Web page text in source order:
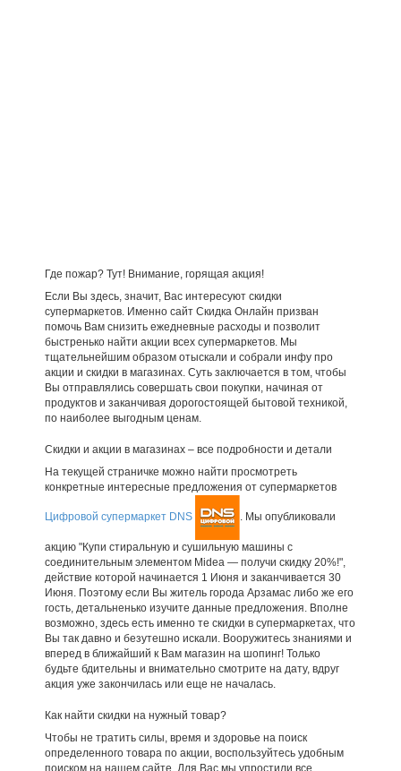
Где пожар? Тут! Внимание, горящая акция!
Если Вы здесь, значит, Вас интересуют скидки
супермаркетов. Именно сайт Скидка Онлайн призван
помочь Вам снизить ежедневные расходы и позволит
быстренько найти акции всех супермаркетов. Мы
тщательнейшим образом отыскали и собрали инфу про
акции и скидки в магазинах. Суть заключается в том, чтобы
Вы отправлялись совершать свои покупки, начиная от
продуктов и заканчивая дорогостоящей бытовой техникой,
по наиболее выгодным ценам.
Скидки и акции в магазинах – все подробности и детали
На текущей страничке можно найти просмотреть
конкретные интересные предложения от супермаркетов
Цифровой супермаркет DNS . Мы опубликовали
акцию "Купи стиральную и сушильную машины с
соединительным элементом Midea — получи скидку 20%!",
действие которой начинается 1 Июня и заканчивается 30
Июня. Поэтому если Вы житель города Арзамас либо же его
гость, детальненько изучите данные предложения. Вполне
возможно, здесь есть именно те скидки в супермаркетах, что
Вы так давно и безутешно искали. Вооружитесь знаниями и
вперед в ближайший к Вам магазин на шопинг! Только
будьте бдительны и внимательно смотрите на дату, вдруг
акция уже закончилась или еще не началась.
Как найти скидки на нужный товар?
Чтобы не тратить силы, время и здоровье на поиск
определенного товара по акции, воспользуйтесь удобным
поиском на нашем сайте. Для Вас мы упростили все